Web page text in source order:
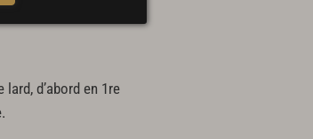
d’abord en 1re